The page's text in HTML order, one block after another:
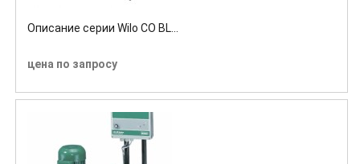
Описание серии Wilo CO BL...
цена по запросу